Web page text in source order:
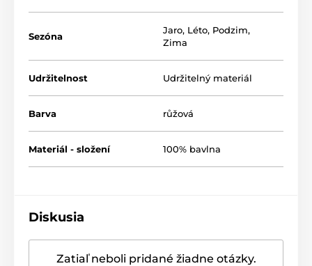
Sezóna
Jaro, Léto, Podzim,
Zima
Udržitelnost Udržitelný materiál
Barva růžová
Materiál - složení 100% bavlna
Diskusia
Zatiaľ neboli pridané žiadne otázky.